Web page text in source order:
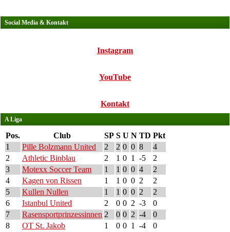
Social Media & Kontakt
Instagram
YouTube
Kontakt
A Liga
Pos. Club SP S U N TD Pkt
1
Pille Bolzmann United 2 2 0 0 8
4
2
Athletic Binblau 2 1 0 1 -5
2
3
Motexx Soccer Team 1 1 0 0 4
2
4
Kagen von Rissen 1 1 0 0 2
2
5
Kullen Nullen 1 1 0 0 2
2
6
Istanbul United 2 0 0 2 -3
0
7
Rasensportprinzessinnen 2 0 0 2 -4
0
8
OT St. Jakob 1 0 0 1 -4
0